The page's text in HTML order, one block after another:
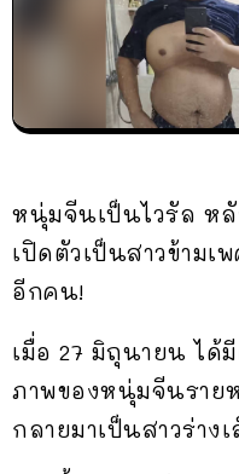
หนุ่มจีนเป็นไวรัล ห
เปิดตัวเป็นสาวข้าม
อีกคน!
เมื่อ 27 มิถุนายน ได้
ภาพของหนุ่มจีนราย
กลายมาเป็นสาวร่าง